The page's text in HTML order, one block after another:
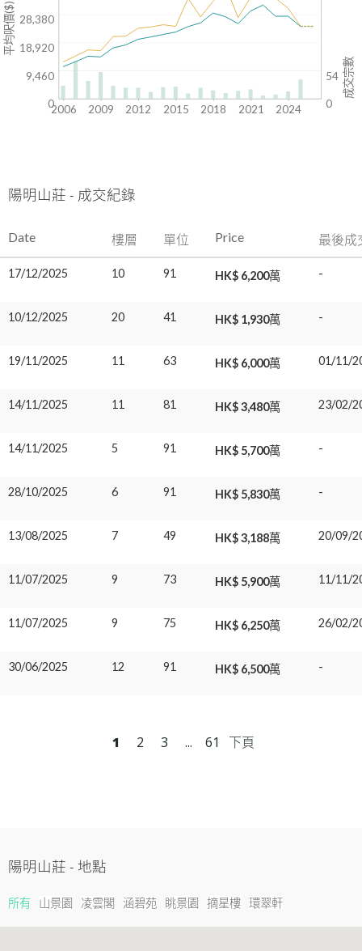
54
0
2006 2009 2012 2015 2018 2021 2024
成交宗數
28,380
18,920
9,460
0
平均呎價($)
陽明山莊 - 成交紀錄
Date 樓層 單位 Price 最後成
17/12/2025 10 91 HK$ 6,200萬 -
10/12/2025 20 41 HK$ 1,930萬 -
19/11/2025 11 63 HK$ 6,000萬 01/11/
14/11/2025 11 81 HK$ 3,480萬 23/02/
14/11/2025 5 91 HK$ 5,700萬 -
28/10/2025 6 91 HK$ 5,830萬 -
13/08/2025 7 49 HK$ 3,188萬 20/09/
11/07/2025 9 73 HK$ 5,900萬 11/11/
11/07/2025 9 75 HK$ 6,250萬 26/02/
30/06/2025 12 91 HK$ 6,500萬 -
1 2 3 ... 61 下頁
陽明山莊 - 地點
所有 山景園 凌雲閣 涵碧苑 眺景園 摘星樓 環翠軒